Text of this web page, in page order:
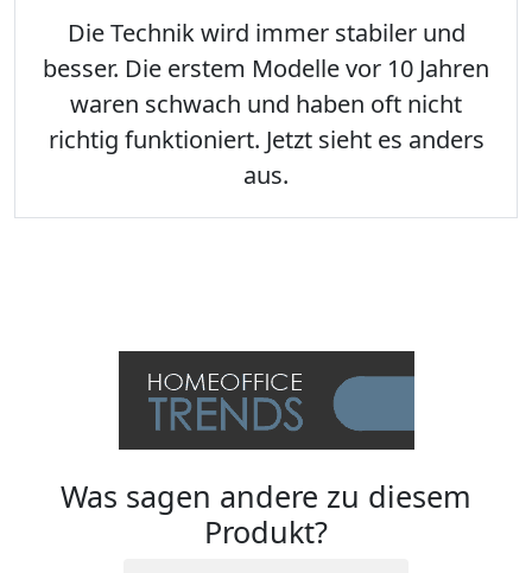
Die Technik wird immer stabiler und
besser. Die erstem Modelle vor 10 Jahren
waren schwach und haben oft nicht
richtig funktioniert. Jetzt sieht es anders
aus.
Was sagen andere zu diesem
Produkt?